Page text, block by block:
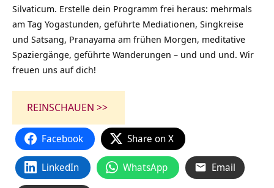
Silvaticum. Erstelle dein Programm frei heraus: mehrmals
am Tag Yogastunden, geführte Mediationen, Singkreise
und Satsang, Pranayama am frühen Morgen, meditative
Spaziergänge, geführte Wanderungen – und und und. Wir
freuen uns auf dich!
REINSCHAUEN >>
Facebook Share on X
LinkedIn WhatsApp Email